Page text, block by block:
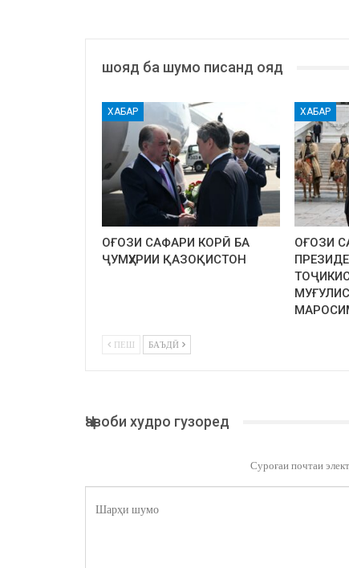
шояд ба шумо писанд ояд
ХАБАР
ОҒОЗИ САФАРИ КОРӢ БА
ҶУМҲУРИИ ҚАЗОҚИСТОН
ХАБАР
ОҒОЗИ
ПЕШ БАЪДӢ
Ҷавоби худро гузоред
Суроғаи почтаи